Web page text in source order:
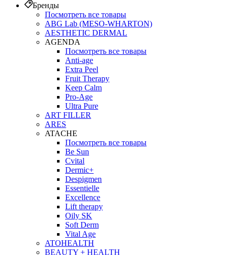
Бренды
Посмотреть все товары
ABG Lab (MESO-WHARTON)
AESTHETIC DERMAL
AGENDA
Посмотреть все товары
Anti-age
Extra Peel
Fruit Therapy
Keep Calm
Pro‑Age
Ultra Pure
ART FILLER
ARES
ATACHE
Посмотреть все товары
Be Sun
Cvital
Dermic+
Despigmen
Essentielle
Excellence
Lift therapy
Oily SK
Soft Derm
Vital Age
ATOHEALTH
BEAUTY + HEALTH